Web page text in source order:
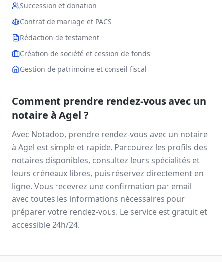
Succession et donation
Contrat de mariage et PACS
Rédaction de testament
Création de société et cession de fonds
Gestion de patrimoine et conseil fiscal
Comment prendre rendez-vous avec un
notaire à Agel ?
Avec Notadoo, prendre rendez-vous avec un notaire
à Agel est simple et rapide. Parcourez les profils des
notaires disponibles, consultez leurs spécialités et
leurs créneaux libres, puis réservez directement en
ligne. Vous recevrez une confirmation par email
avec toutes les informations nécessaires pour
préparer votre rendez-vous. Le service est gratuit et
accessible 24h/24.